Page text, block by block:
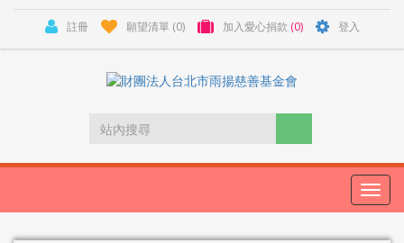
註冊 願望清單 (0) 加入愛心捐款 (0) 登入